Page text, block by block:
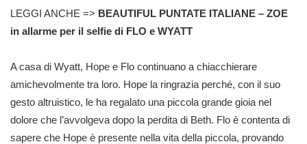
LEGGI ANCHE => BEAUTIFUL PUNTATE ITALIANE – ZOE
in allarme per il selfie di FLO e WYATT
A casa di Wyatt, Hope e Flo continuano a chiacchierare
amichevolmente tra loro. Hope la ringrazia perché, con il suo
gesto altruistico, le ha regalato una piccola grande gioia nel
dolore che l’avvolgeva dopo la perdita di Beth. Flo è contenta di
sapere che Hope è presente nella vita della piccola, provando